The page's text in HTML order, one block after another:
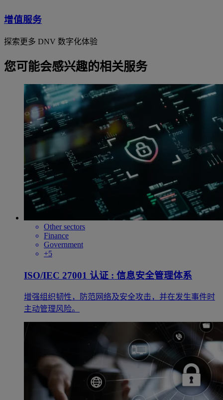
增值服务
探索更多 DNV 数字化体验
您可能会感兴趣的相关服务
Other sectors
Finance
Government
+5
ISO/IEC 27001 认证 : 信息安全管理体系
增强组织韧性，防范网络及安全攻击，并在发生事件时
主动管理风险。